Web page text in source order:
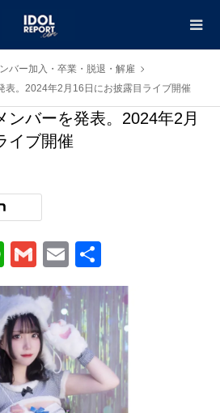
バー加入・卒業・脱退・解雇
表。2024年2月16日にお披露目ライブ開催
ンバーを発表。2024年2月
イブ開催
WhatsApp
GmailEmail
有